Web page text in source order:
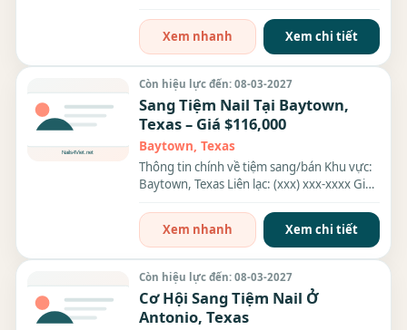
Xem nhanh
Xem chi tiết
Còn hiệu lực đến: 08-03-2027
Sang Tiệm Nail Tại Baytown,
Texas – Giá $116,000
Baytown, Texas
Thông tin chính về tiệm sang/bán Khu vực:
Baytown, Texas Liên lạc: (xxx) xxx-xxxx Giá
Xem nhanh
Xem chi tiết
Còn hiệu lực đến: 08-03-2027
Cơ Hội Sang Tiệm Nail Ở
Antonio, Texas